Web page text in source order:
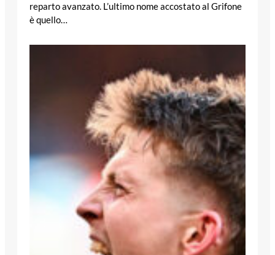
reparto avanzato. L’ultimo nome accostato al Grifone
è quello…